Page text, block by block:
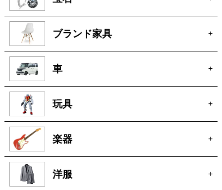
ブランド家具 +
車 +
玩具 +
楽器 +
洋服 +